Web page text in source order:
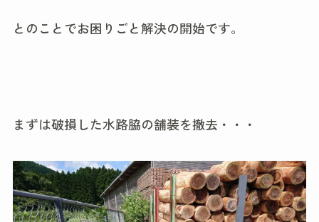
とのことでお困りごと解決の開始です。
まずは破損した水路脇の舗装を撤去・・・